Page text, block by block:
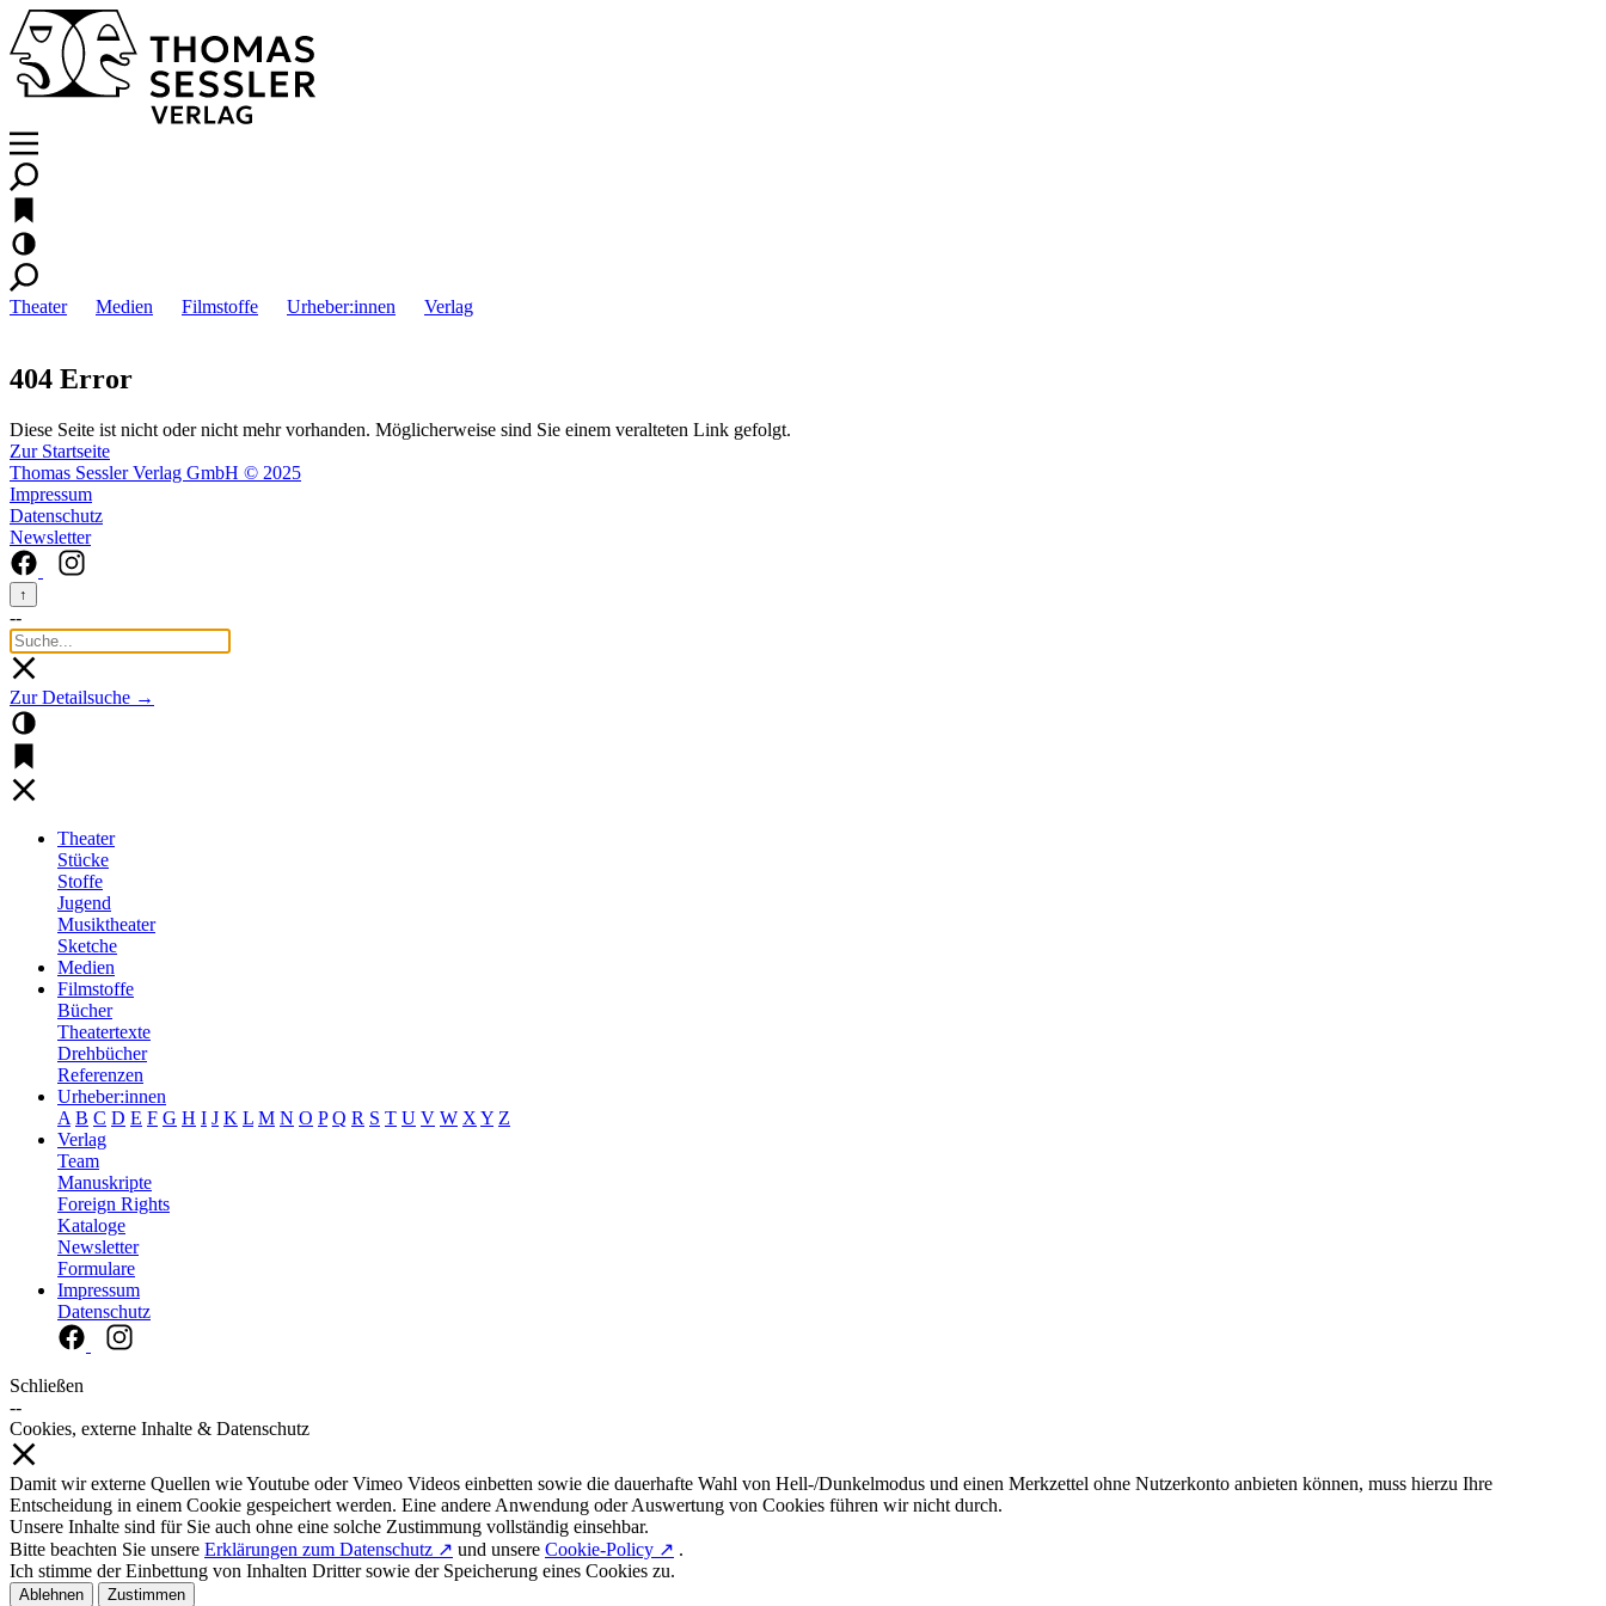
Theater Medien Filmstoffe Urheber:innen Verlag
404 Error
Diese Seite ist nicht oder nicht mehr vorhanden. Möglicherweise sind Sie einem veralteten Link gefolgt.
Zur Startseite
Thomas Sessler Verlag GmbH © 2025
Impressum
Datenschutz
Newsletter
↑
--
Zur Detailsuche →
Theater
Stücke
Stoffe
Jugend
Musiktheater
Sketche
Medien
Filmstoffe
Bücher
Theatertexte
Drehbücher
Referenzen
Urheber:innen
A B C D E F G H I J K L M N O P Q R S T U V W X Y Z
Verlag
Team
Manuskripte
Foreign Rights
Kataloge
Newsletter
Formulare
Impressum
Datenschutz
Schließen
--
Cookies, externe Inhalte & Datenschutz
Damit wir externe Quellen wie Youtube oder Vimeo Videos einbetten sowie die dauerhafte Wahl von Hell-/Dunkelmodus und einen Merkzettel ohne Nutzerkonto anbieten können, muss hierzu Ihre
Entscheidung in einem Cookie gespeichert werden. Eine andere Anwendung oder Auswertung von Cookies führen wir nicht durch.
Unsere Inhalte sind für Sie auch ohne eine solche Zustimmung vollständig einsehbar.
Bitte beachten Sie unsere Erklärungen zum Datenschutz ↗ und unsere Cookie-Policy ↗ .
Ich stimme der Einbettung von Inhalten Dritter sowie der Speicherung eines Cookies zu.
Ablehnen Zustimmen